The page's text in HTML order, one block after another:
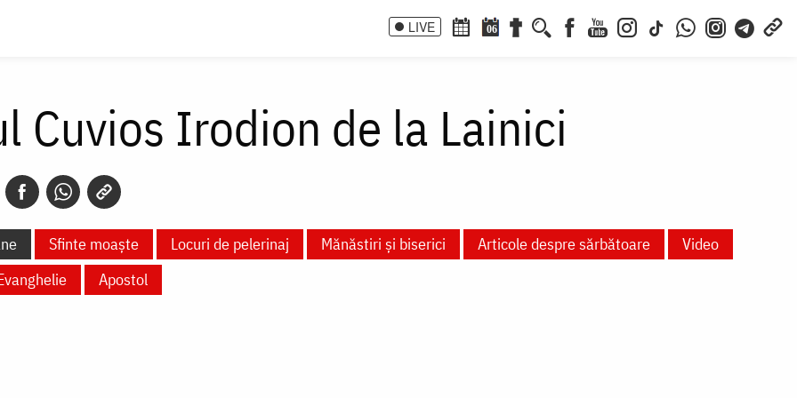
LIVE 06
Cuvios Irodion de la Lainici
Sfinte moaște Locuri de pelerinaj Mănăstiri și biserici Articole despre sărbătoare
Video
Apostol